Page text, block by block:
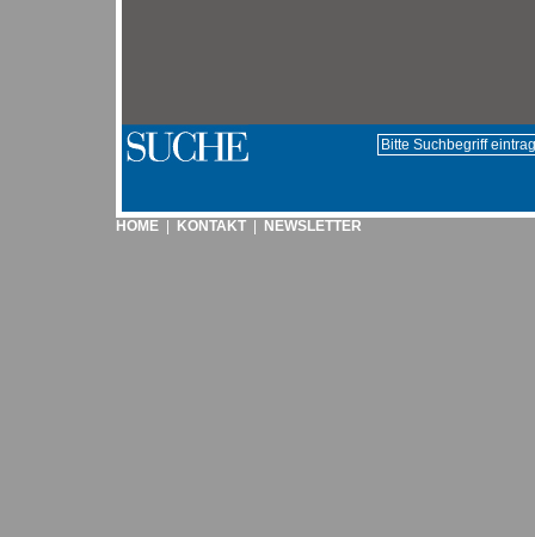
HOME| KONTAKT| NEWSLETTER